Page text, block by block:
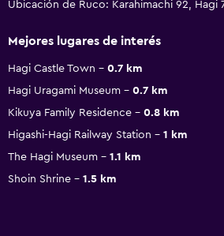
Ubicación de Ruco: Karahimachi 92, Hagi
Mejores lugares de interés
Hagi Castle Town
0.7 km
Hagi Uragami Museum
0.7 km
Kikuya Family Residence
0.8 km
Higashi-Hagi Railway Station
1 km
The Hagi Museum
1.1 km
Shoin Shrine
1.5 km